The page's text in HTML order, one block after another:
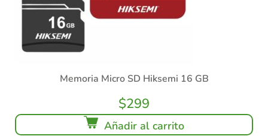
Memoria Micro SD Hiksemi 16 GB
$299
Añadir al carrito